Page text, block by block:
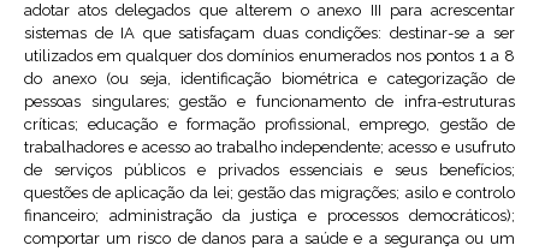
adotar atos delegados que alterem o anexo III para acrescentar
sistemas de IA que satisfaçam duas condições: destinar-se a ser
utilizados em qualquer dos domínios enumerados nos pontos 1 a 8
do anexo (ou seja, identificação biométrica e categorização de
pessoas singulares; gestão e funcionamento de infra-estruturas
críticas; educação e formação profissional, emprego, gestão de
trabalhadores e acesso ao trabalho independente; acesso e usufruto
de serviços públicos e privados essenciais e seus benefícios;
questões de aplicação da lei; gestão das migrações; asilo e controlo
financeiro; administração da justiça e processos democráticos);
comportar um risco de danos para a saúde e a segurança ou um